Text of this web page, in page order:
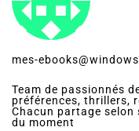
mes-
Team de passionnés
préférences, thrillers,
Chacun partage selon
du moment